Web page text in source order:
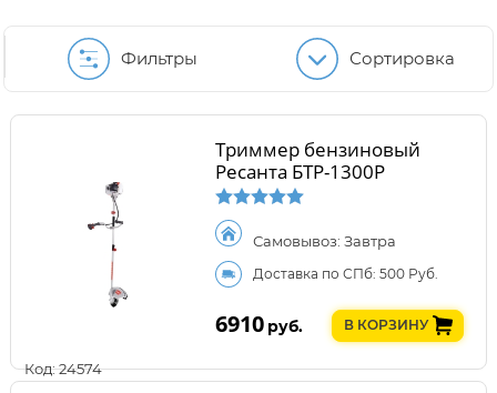
Фильтры Сортировка
Код: 24574
Триммер бензиновый
Ресанта БТР-1300Р
Самовывоз: Завтра
Доставка по СПб: 500 Руб.
6910 руб. В КОРЗИНУ